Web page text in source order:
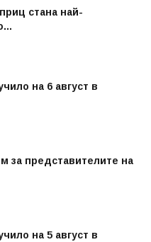
стана най-
на 6 август в
за представителите на
на 5 август в